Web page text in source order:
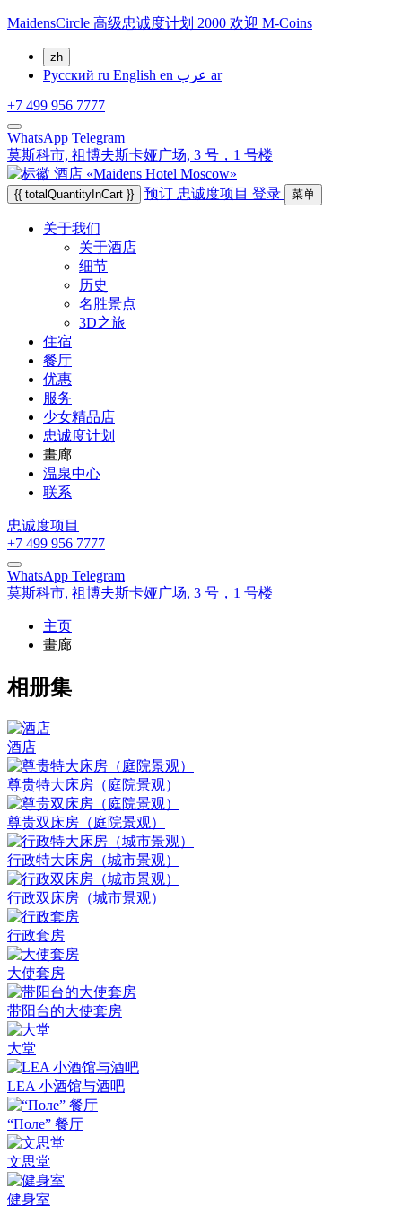
MaidensCircle 高级忠诚度计划 2000 欢迎 M-Coins
zh
Русский ru English en
ar
+7 499 956 7777
WhatsApp Telegram
莫斯科市, 祖博夫斯卡娅广场, 3 号，1 号楼
{{ totalQuantityInCart }} 预订 忠诚度项目 登录 菜单
关于我们
关于酒店
细节
历史
名胜景点
3D之旅
住宿
餐厅
优惠
服务
少女精品店
忠诚度计划
畫廊
温泉中心
联系
忠诚度项目
+7 499 956 7777
WhatsApp Telegram
莫斯科市, 祖博夫斯卡娅广场, 3 号，1 号楼
主页
畫廊
相册集
酒店
尊贵特大床房（庭院景观）
尊贵双床房（庭院景观）
行政特大床房（城市景观）
行政双床房（城市景观）
行政套房
大使套房
带阳台的大使套房
大堂
LEA 小酒馆与酒吧
“Поле” 餐厅
文思堂
健身室